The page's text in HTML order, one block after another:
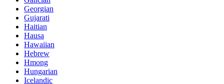
Georgian
Gujarati
Haitian
Hausa
Hawaiian
Hebrew
Hmong
Hungarian
Icelandic